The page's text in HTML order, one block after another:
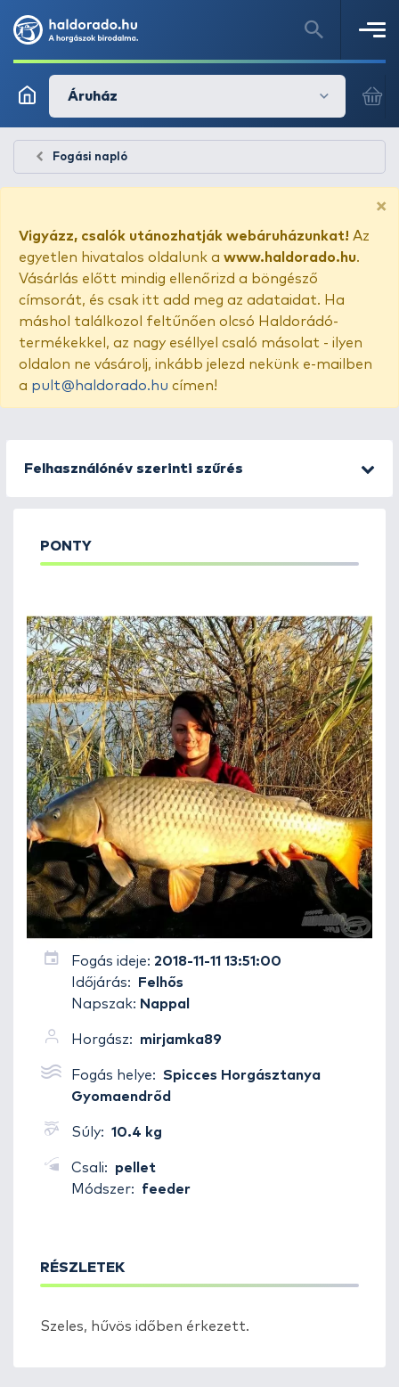
Áruház
Fogási napló
×
Vigyázz, csalók utánozhatják webáruházunkat! Az
egyetlen hivatalos oldalunk a www.haldorado.hu.
Vásárlás előtt mindig ellenőrizd a böngésző
címsorát, és csak itt add meg az adataidat. Ha
máshol találkozol feltűnően olcsó Haldorádó-
termékekkel, az nagy eséllyel csaló másolat - ilyen
oldalon ne vásárolj, inkább jelezd nekünk e-mailben
a pult@haldorado.hu címen!
Felhasználónév szerinti szűrés
PONTY
Fogás ideje: 2018-11-11 13:51:00
Időjárás:
Felhős
Napszak: Nappal
Horgász: mirjamka89
Fogás helye: Spicces Horgásztanya
Gyomaendrőd
Súly: 10.4 kg
Csali:
pellet
Módszer:
feeder
RÉSZLETEK
Szeles, hűvös időben érkezett.